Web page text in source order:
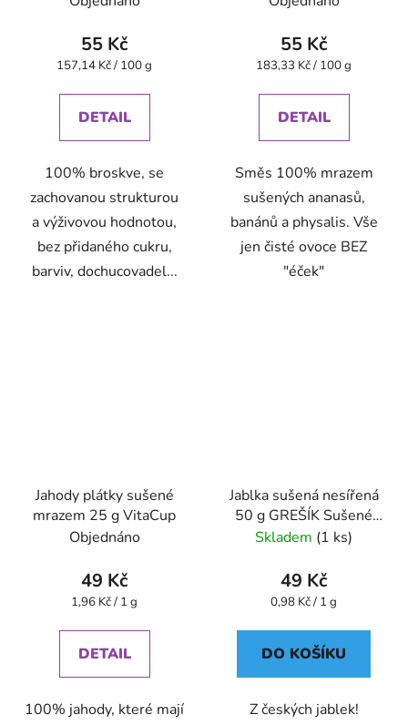
55 Kč
Měrná
157,14 Kč / 100 g
DETAIL
100% broskve, se
zachovanou strukturou
a výživovou hodnotou,
bez přidaného cukru,
barviv, dochucovadel...
55 Kč
Měrná
183,33 Kč / 100 g
DETAIL
Směs 100% mrazem
sušených ananasů,
banánů a physalis. Vše
jen čisté ovoce BEZ
"éček"
Jahody plátky sušené
mrazem 25 g VitaCup
Objednáno
49 Kč
Měrná
1,96 Kč / 1 g
DETAIL
100% jahody, které mají
Jablka sušená nesířená
50 g GREŠÍK Sušené
ovoce
Skladem (1 ks)
49 Kč
Měrná
0,98 Kč / 1 g
DO KOŠÍKU
Z českých jablek!